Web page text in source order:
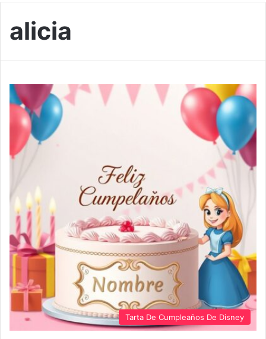
alicia
Tarta De Cumpleaños De Disney